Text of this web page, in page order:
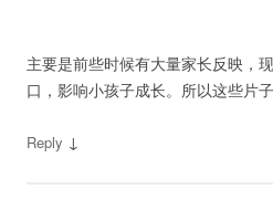
主要是前些时候有大量家长反映，
口，影响小孩子成长。所以这些片
Reply ↓